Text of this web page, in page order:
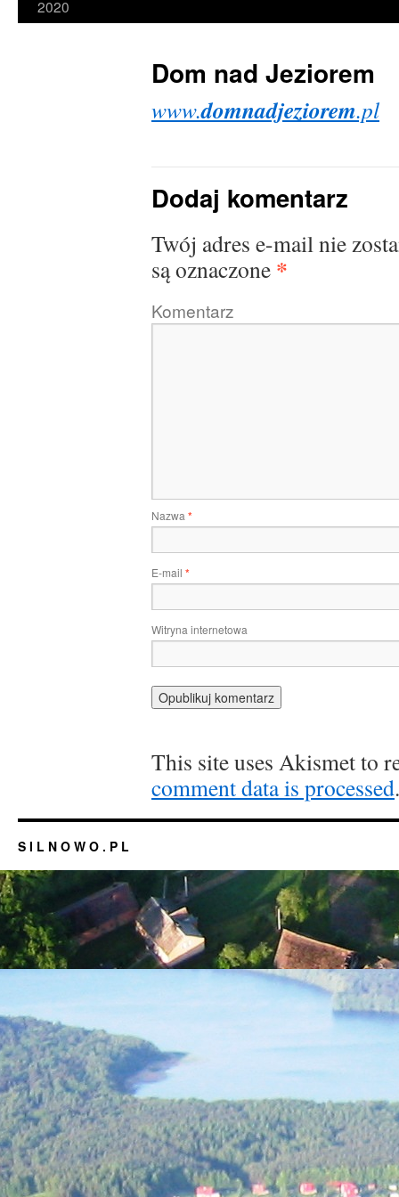
2020
Dom nad Jeziorem
www.domnadjeziorem.pl
Dodaj komentarz
Twój adres e-mail nie
są oznaczone *
Komentarz
Nazwa *
E-mail *
Witryna internetowa
This site uses Akismet to
comment data is processed.
S I L N O W O . P L